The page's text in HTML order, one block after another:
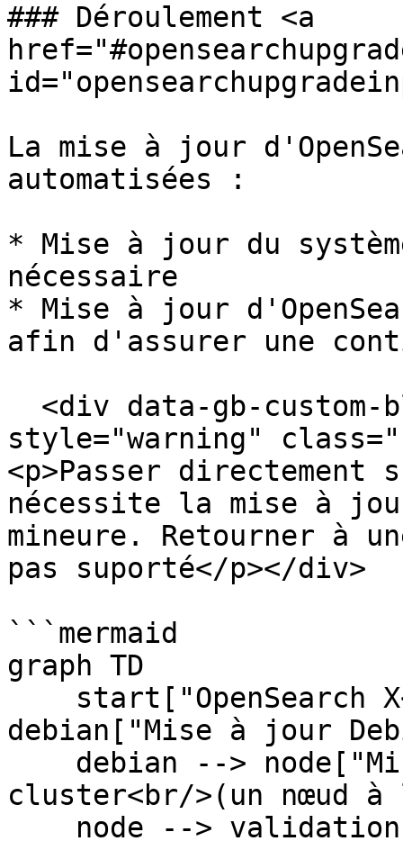
### Déroulement <a
La mise à jour
automatisées :
* Mise à jour du
nécessaire
* Mise à jour
afin d'assurer une
style="warning"
<p>Passer directement
nécessite la mise à
mineure. Retourner à
pas suporté</p></div>
```mermaid
graph TD
debian["Mise à jour
cluster<br/>(un nœud